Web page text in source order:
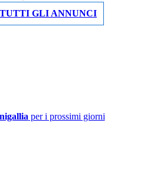
TUTTI GLI ANNUNCI
per i prossimi giorni